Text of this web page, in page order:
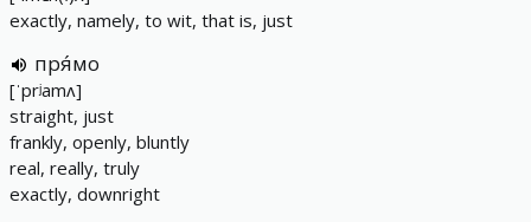
exactly, namely, to wit, that is, just
пря́мо
[ˈprʲamʌ]
straight, just
frankly, openly, bluntly
real, really, truly
exactly, downright